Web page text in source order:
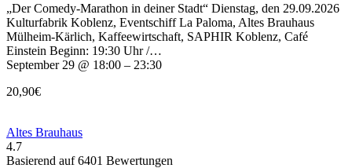
„Der Comedy-Marathon in deiner Stadt“ Dienstag, den 29.09.2026
Kulturfabrik Koblenz, Eventschiff La Paloma, Altes Brauhaus
Mülheim-Kärlich, Kaffeewirtschaft, SAPHIR Koblenz, Café
Einstein Beginn: 19:30 Uhr /…
September 29 @ 18:00 – 23:30
20,90€
Altes Brauhaus
4.7
Basierend auf 6401 Bewertungen